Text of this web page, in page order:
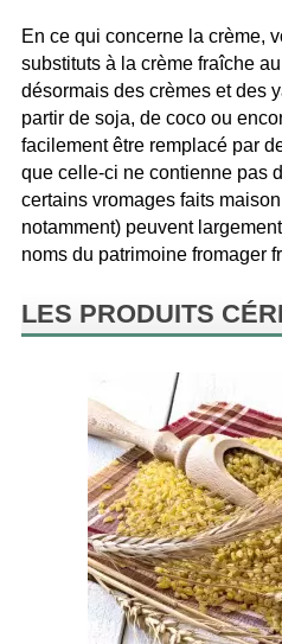
En ce qui concerne la crème,
substituts à la crème fraîche
désormais des crèmes et des
partir de soja, de coco ou
facilement être remplacé par
que celle-ci ne contienne pas
certains vromages faits
notamment) peuvent
noms du patrimoine fromager
LES PRODUITS